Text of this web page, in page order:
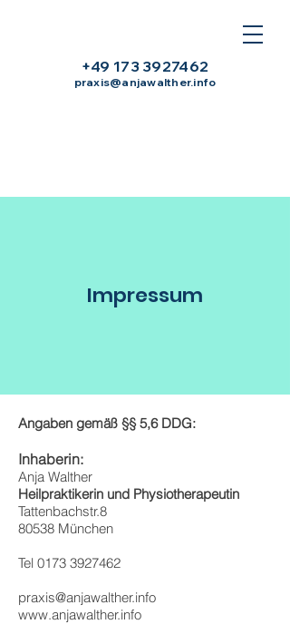
+49 173 3927462
praxis@anjawalther.info
Impressum
Angaben gemäß §§ 5,6 DDG:
Inhaberin:
Anja Walther
Heilpraktikerin und Physiotherapeutin
Tattenbachstr.8
80538 München
Tel 0173 3927462
praxis@anjawalther.info
www.anjawalther.info